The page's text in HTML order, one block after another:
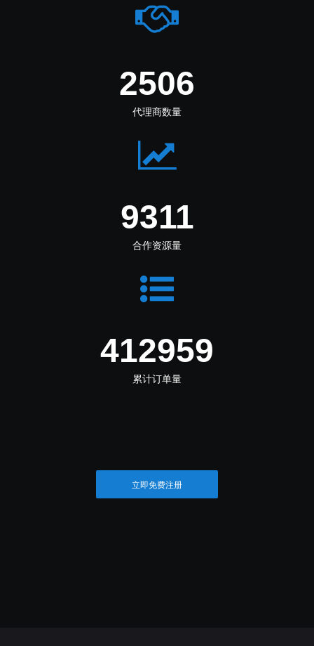
2988
代理商数量
11102
合作资源量
516199
累计订单量
立即免费注册